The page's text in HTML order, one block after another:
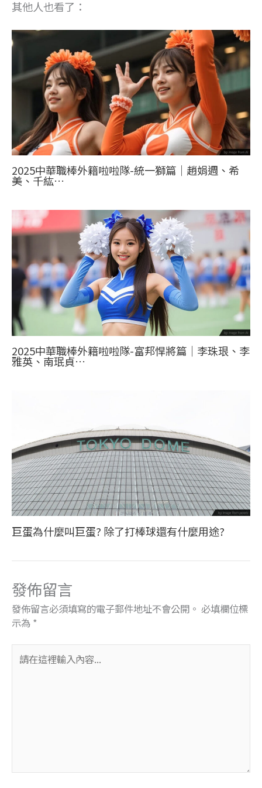
其他人也看了：
2025中華職棒外籍啦啦隊-統一獅篇｜趙娟週、希
美、千紘…
2025中華職棒外籍啦啦隊-富邦悍將篇｜李珠珢、李
雅英、南珉貞…
巨蛋為什麼叫巨蛋? 除了打棒球還有什麼用途?
發佈留言
發佈留言必須填寫的電子郵件地址不會公開。 必填欄位標
示為 *
在